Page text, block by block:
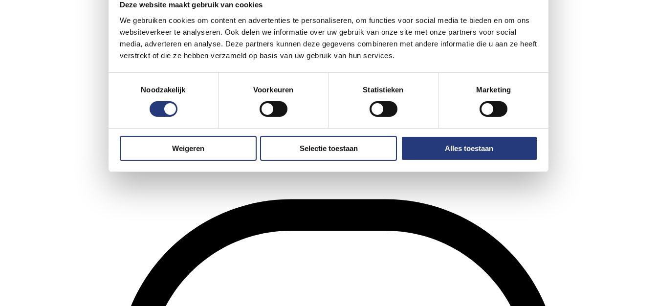
Deze website maakt gebruik van cookies
We gebruiken cookies om content en advertenties te personaliseren, om functies voor social media te bieden en om ons
websiteverkeer te analyseren. Ook delen we informatie over uw gebruik van onze site met onze partners voor social
media, adverteren en analyse. Deze partners kunnen deze gegevens combineren met andere informatie die u aan ze heeft
verstrekt of die ze hebben verzameld op basis van uw gebruik van hun services.
Noodzakelijk
Voorkeuren Statistieken Marketing
Weigeren Selectie toestaan Alles toestaan